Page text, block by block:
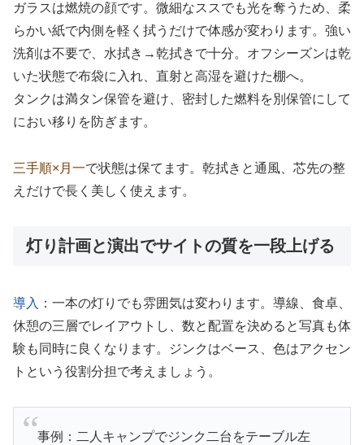
ガラスは燃焼の顔です。微細なススでも光を奪うため、柔
らかい紙で内側を軽く拭うだけで体感が変わります。強い
洗剤は不要で、水拭き→乾拭きで十分。オフシーズンは乾
いた状態で布袋に入れ、直射と高湿を避けた棚へ。
タンクは満タン保管を避け、密封した燃料を別保管にして
におい移りを防ぎます。
三手順×月一で状態は保てます。乾拭きと通風、芯先の整
えだけで長く美しく使えます。
灯り計画と演出でサイトの質を一段上げる
導入 ：一本の灯りでも雰囲気は変わります。導線、食卓、
休憩の三層でレイアウトし、数と配置を決めると写真も体
験も同時に良くなります。ジンクはベース、色はアクセン
トという役割分担で考えましょう。
事例：二人キャンプでジンク二台をテーブル左